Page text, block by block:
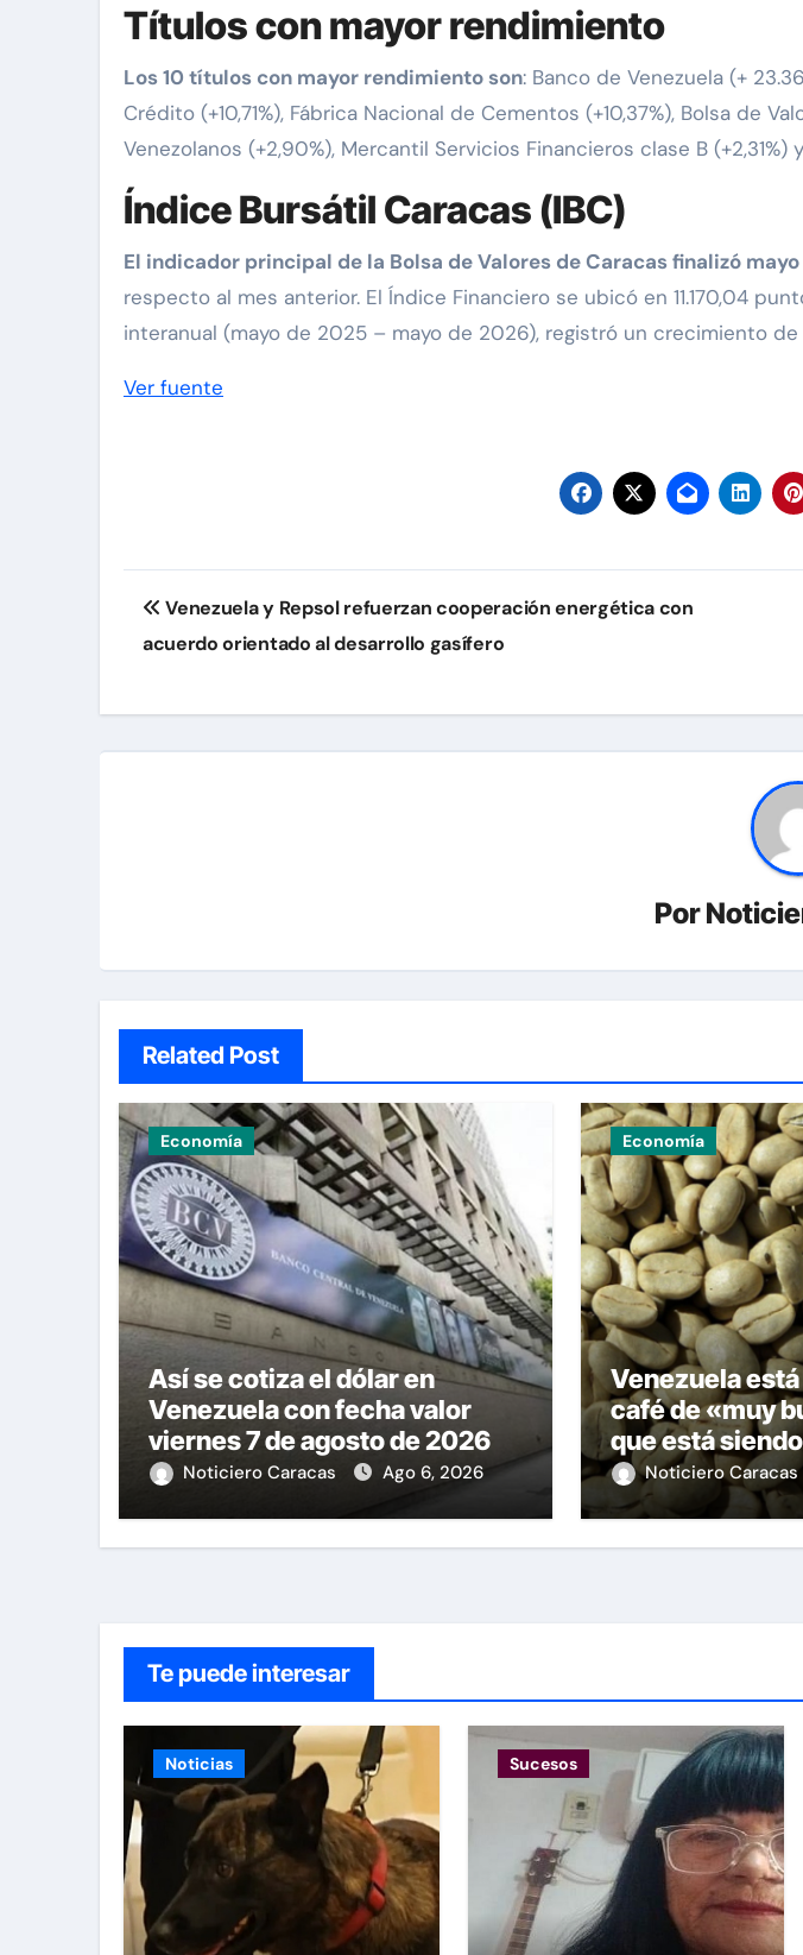
Títulos con mayor rendimiento
Los 10 títulos con mayor rendimiento son: Banco de Venezuela (+
Crédito (+10,71%), Fábrica Nacional de Cementos (+10,37%), Bolsa de
Venezolanos (+2,90%), Mercantil Servicios Financieros clase B (+2,31%)
Índice Bursátil Caracas (IBC)
El indicador principal de la Bolsa de Valores de Caracas finalizó
respecto al mes anterior. El Índice Financiero se ubicó en 11.170,04
interanual (mayo de 2025 – mayo de 2026), registró un crecimiento de
Ver fuente
Navegación
de
Venezuela y Repsol refuerzan cooperación energética con
acuerdo orientado al desarrollo gasífero
Por
Related Post
Economía
Así se cotiza el dólar en
Venezuela con fecha valor
viernes 7 de agosto de 2026
Noticiero Caracas Ago 6, 2026
Economía
Venezuela
café de «muy
que está
países
Noticiero Caracas
Te puede interesar
Noticias Sucesos